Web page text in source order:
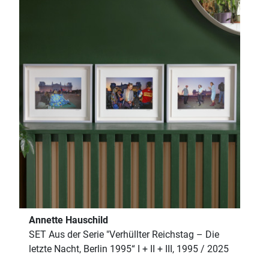
Annette Hauschild
SET Aus der Serie "Verhüllter Reichstag – Die
letzte Nacht, Berlin 1995“ I + II + III, 1995 / 2025